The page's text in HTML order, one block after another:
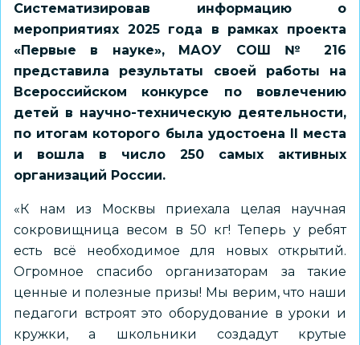
Систематизировав информацию о
мероприятиях 2025 года в рамках проекта
«Первые в науке», МАОУ СОШ № 216
представила результаты своей работы на
Всероссийском конкурсе по вовлечению
детей в научно-техническую деятельности,
по итогам которого была удостоена II места
и вошла в число 250 самых активных
организаций России.
«К нам из Москвы приехала целая научная
сокровищница весом в 50 кг! Теперь у ребят
есть всё необходимое для новых открытий.
Огромное спасибо организаторам за такие
ценные и полезные призы! Мы верим, что наши
педагоги встроят это оборудование в уроки и
кружки, а школьники создадут крутые